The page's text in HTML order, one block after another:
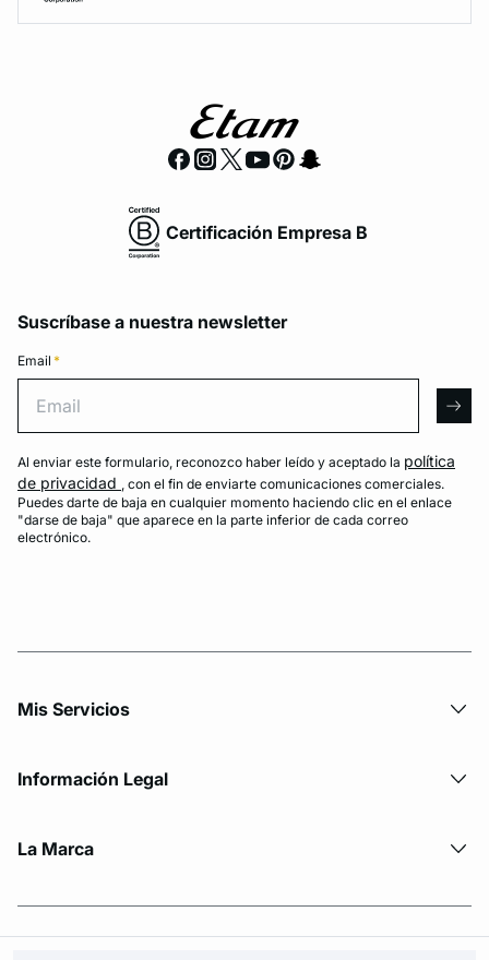
Certificación Empresa B
Suscríbase a nuestra newsletter
Email *
Al enviar este formulario, reconozco haber leído y aceptado la política
de privacidad , con el fin de enviarte comunicaciones comerciales.
Puedes darte de baja en cualquier momento haciendo clic en el enlace
"darse de baja" que aparece en la parte inferior de cada correo
electrónico.
Mis Servicios
Información Legal
La Marca